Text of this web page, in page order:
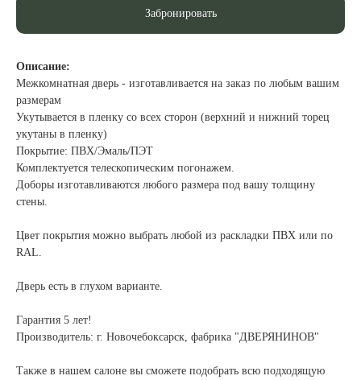
Забронировать
Описание:
Межкомнатная дверь - изготавливается на заказ по любым вашим
размерам
Укутывается в пленку со всех сторон (верхний и нижний торец
укутаны в пленку)
Покрытие: ПВХ/Эмаль/ПЭТ
Комплектуется телескопическим погонажем.
Доборы изготавливаются любого размера под вашу толщину
стены.
Цвет покрытия можно выбрать любой из раскладки ПВХ или по
RAL.
Дверь есть в глухом варианте.
Гарантия 5 лет!
Производитель: г. Новочебоксарск, фабрика "ДВЕРЯНИНОВ"
Также в нашем салоне вы сможете подобрать всю подходящую